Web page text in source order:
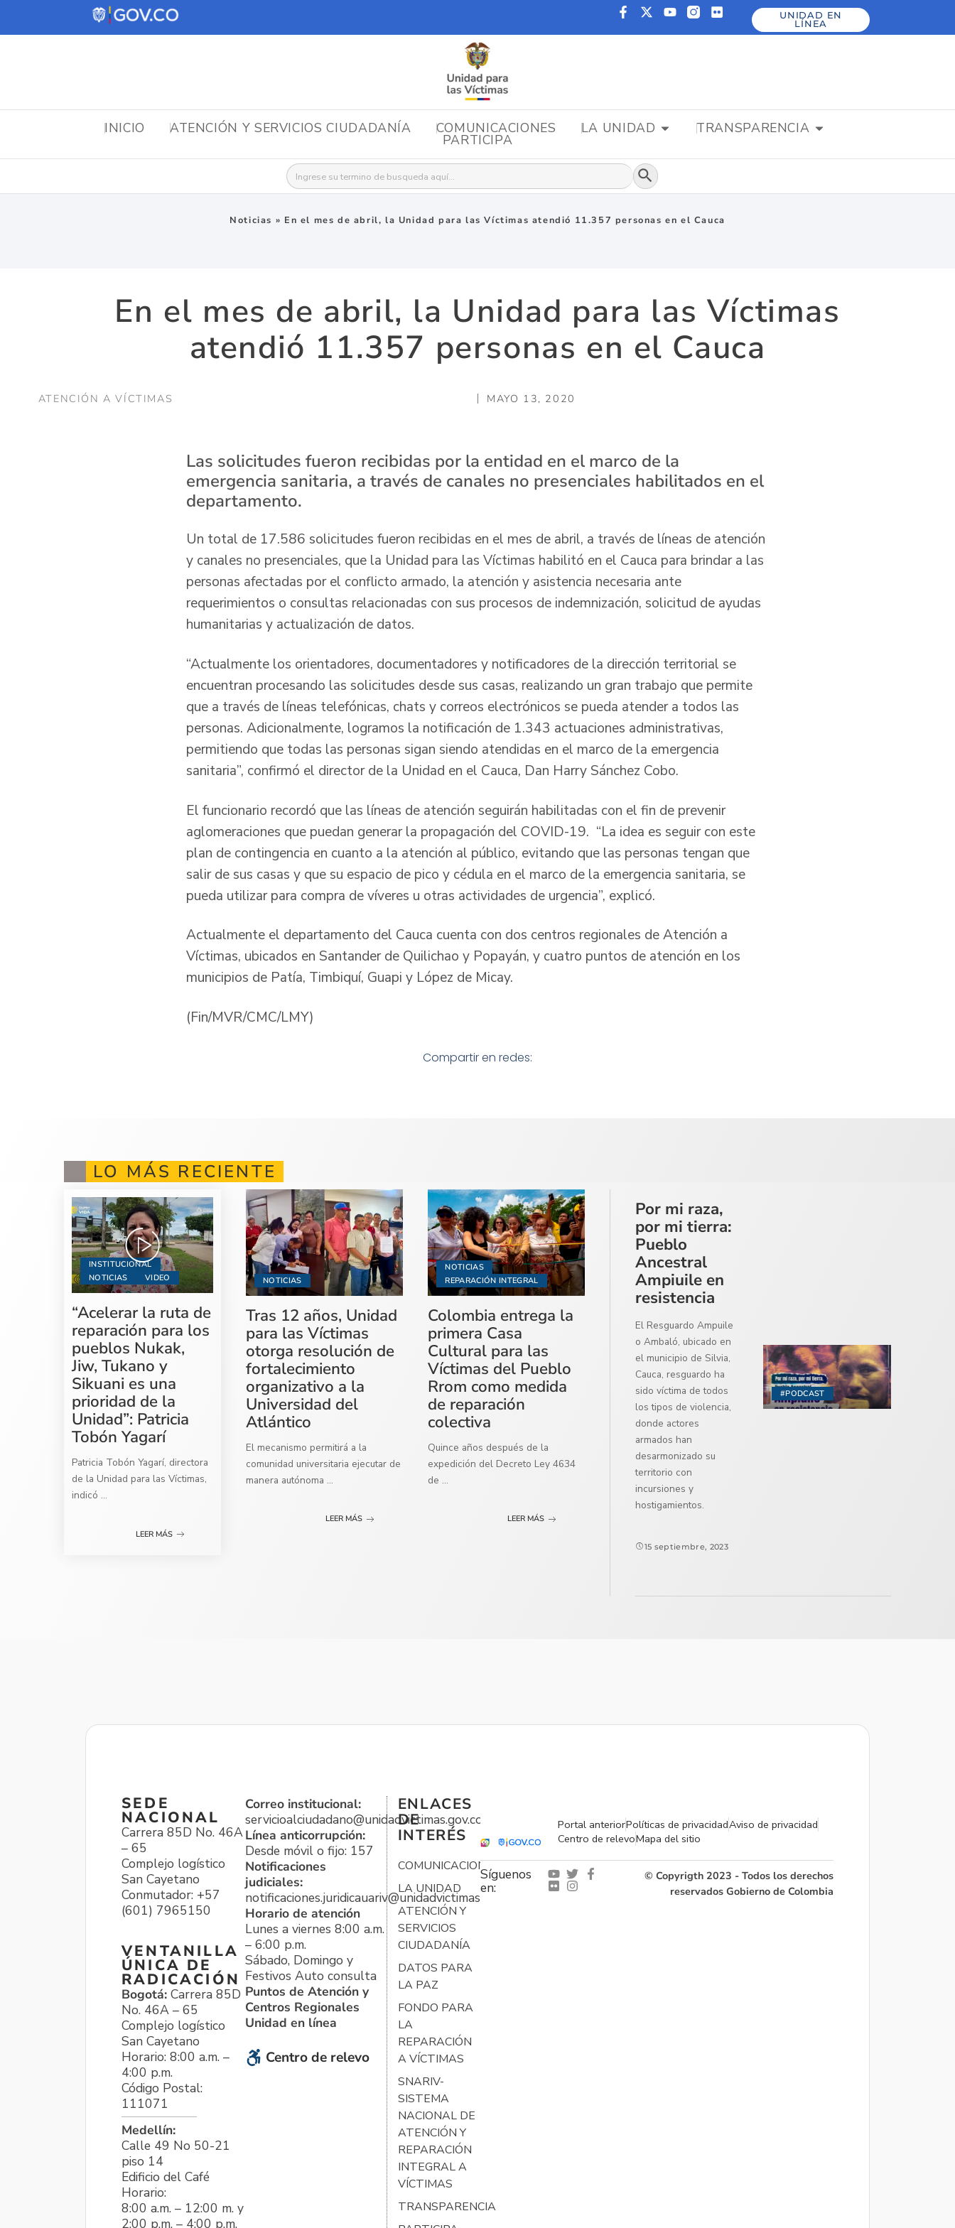
UNIDAD EN
LÍNEA
INICIO ATENCIÓN Y SERVICIOS CIUDADANÍA COMUNICACIONES LA UNIDAD TRANSPARENCIA
PARTICIPA
Buscar: Botón de búsqueda
Noticias » En el mes de abril, la Unidad para las Víctimas atendió 11.357 personas en el Cauca
En el mes de abril, la Unidad para las Víctimas
atendió 11.357 personas en el Cauca
ATENCIÓN A VÍCTIMAS MAYO 13, 2020
Las solicitudes fueron recibidas por la entidad en el marco de la
emergencia sanitaria, a través de canales no presenciales habilitados en el
departamento.
Un total de 17.586 solicitudes fueron recibidas en el mes de abril, a través de líneas de atención
y canales no presenciales, que la Unidad para las Víctimas habilitó en el Cauca para brindar a las
personas afectadas por el conflicto armado, la atención y asistencia necesaria ante
requerimientos o consultas relacionadas con sus procesos de indemnización, solicitud de ayudas
humanitarias y actualización de datos.
“Actualmente los orientadores, documentadores y notificadores de la dirección territorial se
encuentran procesando las solicitudes desde sus casas, realizando un gran trabajo que permite
que a través de líneas telefónicas, chats y correos electrónicos se pueda atender a todos las
personas. Adicionalmente, logramos la notificación de 1.343 actuaciones administrativas,
permitiendo que todas las personas sigan siendo atendidas en el marco de la emergencia
sanitaria”, confirmó el director de la Unidad en el Cauca, Dan Harry Sánchez Cobo.
El funcionario recordó que las líneas de atención seguirán habilitadas con el fin de prevenir
aglomeraciones que puedan generar la propagación del COVID-19. “La idea es seguir con este
plan de contingencia en cuanto a la atención al público, evitando que las personas tengan que
salir de sus casas y que su espacio de pico y cédula en el marco de la emergencia sanitaria, se
pueda utilizar para compra de víveres u otras actividades de urgencia”, explicó.
Actualmente el departamento del Cauca cuenta con dos centros regionales de Atención a
Víctimas, ubicados en Santander de Quilichao y Popayán, y cuatro puntos de atención en los
municipios de Patía, Timbiquí, Guapi y López de Micay.
(Fin/MVR/CMC/LMY)
Compartir en redes:
LO MÁS RECIENTE
INSTITUCIONAL
NOTICIAS
VIDEO
“Acelerar la ruta de
reparación para los
pueblos Nukak,
Jiw, Tukano y
Sikuani es una
prioridad de la
Unidad”: Patricia
Tobón Yagarí
Patricia Tobón Yagarí, directora
de la Unidad para las Víctimas,
indicó ...
LEER MÁS
NOTICIAS
Tras 12 años, Unidad
para las Víctimas
otorga resolución de
fortalecimiento
organizativo a la
Universidad del
Atlántico
El mecanismo permitirá a la
comunidad universitaria ejecutar de
manera autónoma ...
LEER MÁS
NOTICIAS
REPARACIÓN INTEGRAL
Colombia entrega la
primera Casa
Cultural para las
Víctimas del Pueblo
Rrom como medida
de reparación
colectiva
Quince años después de la
expedición del Decreto Ley 4634
de ...
LEER MÁS
#PODCAST
Por mi raza,
por mi tierra:
Pueblo
Ancestral
Ampiuile en
resistencia
El Resguardo Ampuile
o Ambaló, ubicado en
el municipio de Silvia,
Cauca, resguardo ha
sido víctima de todos
los tipos de violencia,
donde actores
armados han
desarmonizado su
territorio con
incursiones y
hostigamientos.
15 septiembre, 2023
SEDE
NACIONAL
Carrera 85D No. 46A
– 65
Complejo logístico
San Cayetano
Conmutador: +57
(601) 7965150
VENTANILLA
ÚNICA DE
RADICACIÓN
Bogotá: Carrera 85D
No. 46A – 65
Complejo logístico
San Cayetano
Horario: 8:00 a.m. –
4:00 p.m.
Código Postal:
111071
Medellín:
Calle 49 No 50-21
piso 14
Edificio del Café
Horario:
8:00 a.m. – 12:00 m. y
2:00 p.m. – 4:00 p.m.
Correo institucional:
servicioalciudadano@unidadvictimas.gov.co
Línea anticorrupción:
Desde móvil o fijo: 157
Notificaciones
judiciales:
notificaciones.juridicauariv@unidadvictimas.gov.co
Horario de atención
Lunes a viernes 8:00 a.m.
– 6:00 p.m.
Sábado, Domingo y
Festivos Auto consulta
Puntos de Atención y
Centros Regionales
Unidad en línea
Centro de relevo
ENLACES
DE
INTERÉS
COMUNICACIONES
LA UNIDAD
ATENCIÓN Y
SERVICIOS
CIUDADANÍA
DATOS PARA
LA PAZ
FONDO PARA
LA
REPARACIÓN
A VÍCTIMAS
SNARIV-
SISTEMA
NACIONAL DE
ATENCIÓN Y
REPARACIÓN
INTEGRAL A
VÍCTIMAS
TRANSPARENCIA
Portal anteriorPolíticas de privacidadAviso de privacidad
Centro de relevoMapa del sitio
Síguenos
en:
© Copyrigth 2023 - Todos los derechos
reservados Gobierno de Colombia